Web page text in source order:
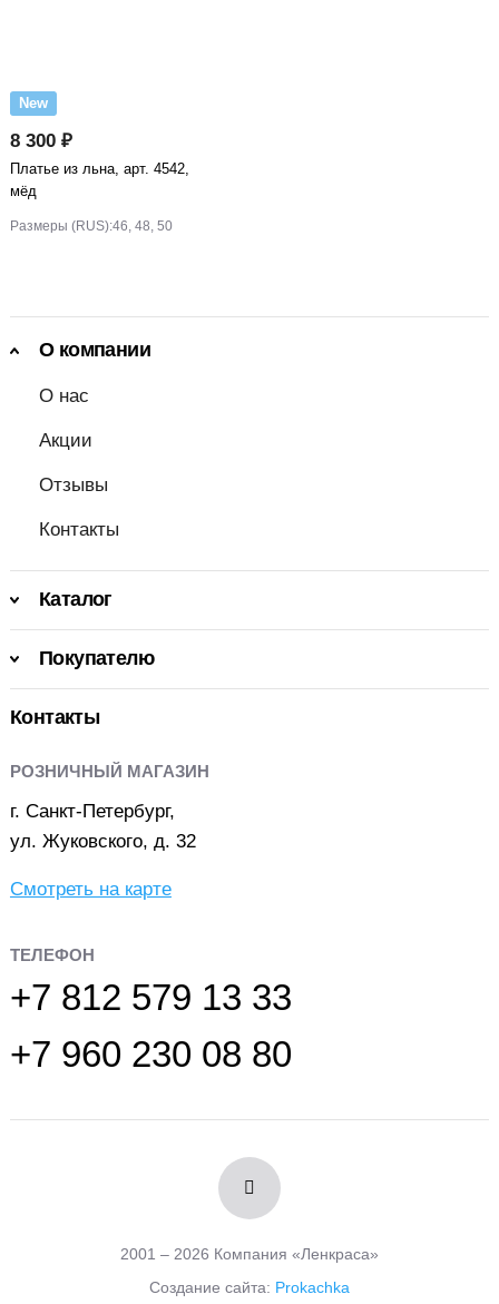
New
8 300 ₽
Платье из льна, арт. 4542,
мёд
Размеры (RUS):46, 48, 50
О компании
О нас
Акции
Отзывы
Контакты
Каталог
Покупателю
Контакты
РОЗНИЧНЫЙ МАГАЗИН
г. Санкт-Петербург,
ул. Жуковского, д. 32
Смотреть на карте
ТЕЛЕФОН
+7 812 579 13 33
+7 960 230 08 80
2001 – 2026 Компания «Ленкраса»
Создание сайта: Prokachka